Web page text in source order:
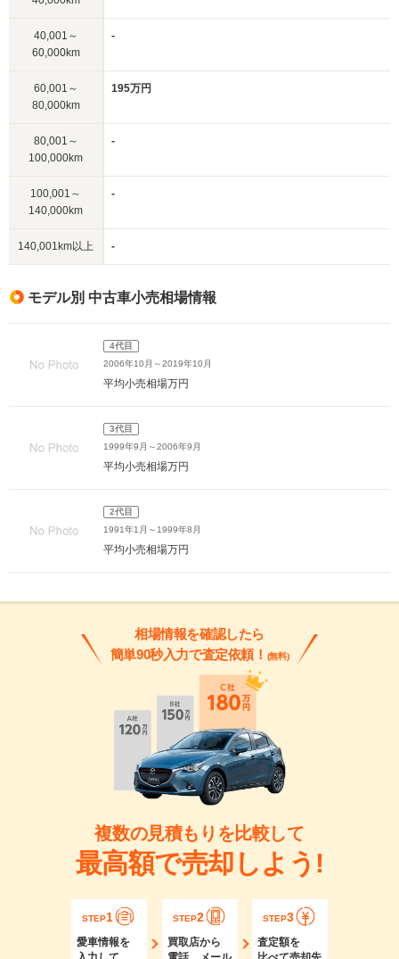
40,001～
60,000km
-
60,001～
80,000km
195万円
80,001～
100,000km
-
100,001～
140,000km
-
140,001km以上 -
モデル別 中古車小売相場情報
4代目
2006年10月～2019年10月
平均小売相場万円
3代目
1999年9月～2006年9月
平均小売相場万円
2代目
1991年1月～1999年8月
平均小売相場万円
相場情報を確認したら
簡単90秒入力で査定依頼！ (無料)
複数の見積もりを比較して
最高額で売却しよう!
STEP1
愛車情報を
STEP2
買取店から
STEP3
査定額を